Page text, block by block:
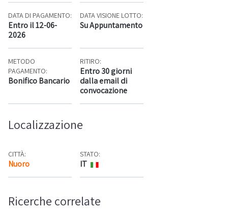
DATA DI PAGAMENTO:
Entro il 12-06-
2026
DATA VISIONE LOTTO:
Su Appuntamento
METODO
PAGAMENTO:
Bonifico Bancario
RITIRO:
Entro 30 giorni
dalla email di
convocazione
Localizzazione
CITTÀ:
Nuoro Mappa
STATO:
IT
Ricerche correlate